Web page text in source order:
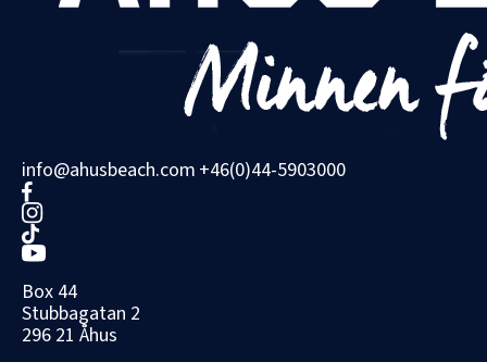
info@ahusbeach.com +46(0)44-5903000
Box 44
Stubbagatan 2
296 21 Åhus